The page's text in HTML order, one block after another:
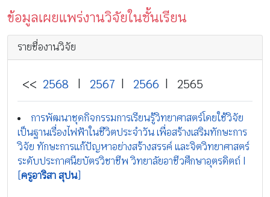
ข้อมูลเผยแพร่งานวิจัยในชั้นเรียน
รายชื่องานวิจัย
<< 2568 | 2567 | 2566 | 2565
การพัฒนาชุดกิจกรรมการเรียนรู้วิทยาศาสตร์โดยใช้วิจัย
เป็นฐานเรื่องไฟฟ้าในชีวิตประจำวัน เพื่อสร้างเสริมทักษะการ
วิจัย ทักษะการแก้ปัญหาอย่างสร้างสรรค์ และจิตวิทยาศาสตร์
ระดับประกาศนียบัตรวิชาชีพ วิทยาลัยอาชีวศึกษาอุตรดิตถ์ |
ครูอาริสา สุปน]